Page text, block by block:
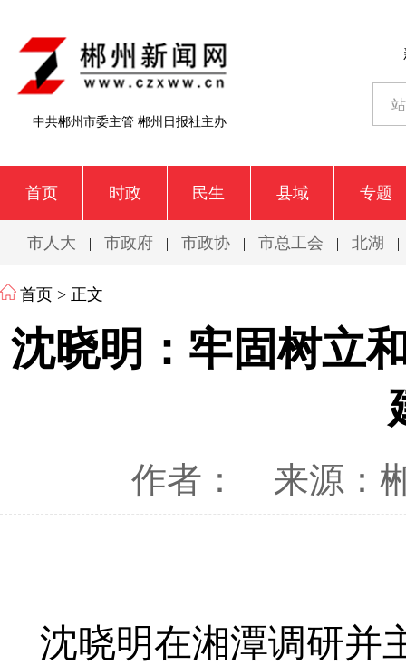
中共郴州市委主管 郴州日报社主办
首页 时政 民生 县域 专题
市人大 | 市政府 | 市政协 | 市总工会 | 北湖 |
首页 > 正文
沈晓明：​牢固树立
作者： 来源：
沈晓明在湘潭调研并